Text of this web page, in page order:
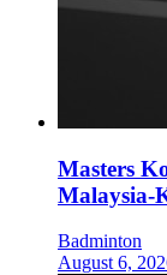
Masters
Malaysia-
Badminton
August 6,